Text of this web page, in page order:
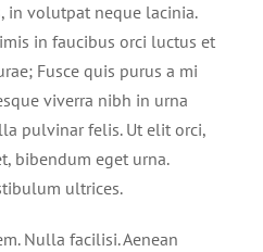
volutpat neque lacinia.
in faucibus orci luctus et
Fusce quis purus a mi
viverra nibh in urna
pulvinar felis. Ut elit orci,
bibendum eget urna.
ultrices.
Nulla facilisi. Aenean